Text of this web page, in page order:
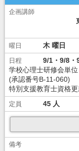
木
9/1・9/8・
学校心理士研修会単位
(承認番号B-11-060)
特別支援教育士資格更
45